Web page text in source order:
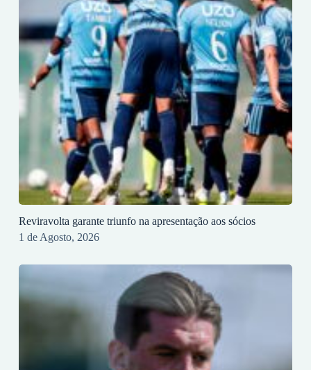
Reviravolta garante triunfo na apresentação aos sócios
1 de Agosto, 2026